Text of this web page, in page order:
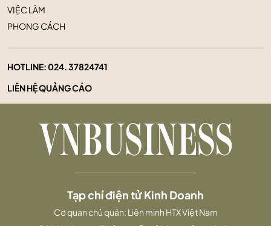
VIỆC LÀM
PHONG CÁCH
HOTLINE:024. 37824741
LIÊN HỆ QUẢNG CÁO
Tạp chí điện tử Kinh Doanh
Cơ quan chủ quản: Liên minh HTX Việt Nam